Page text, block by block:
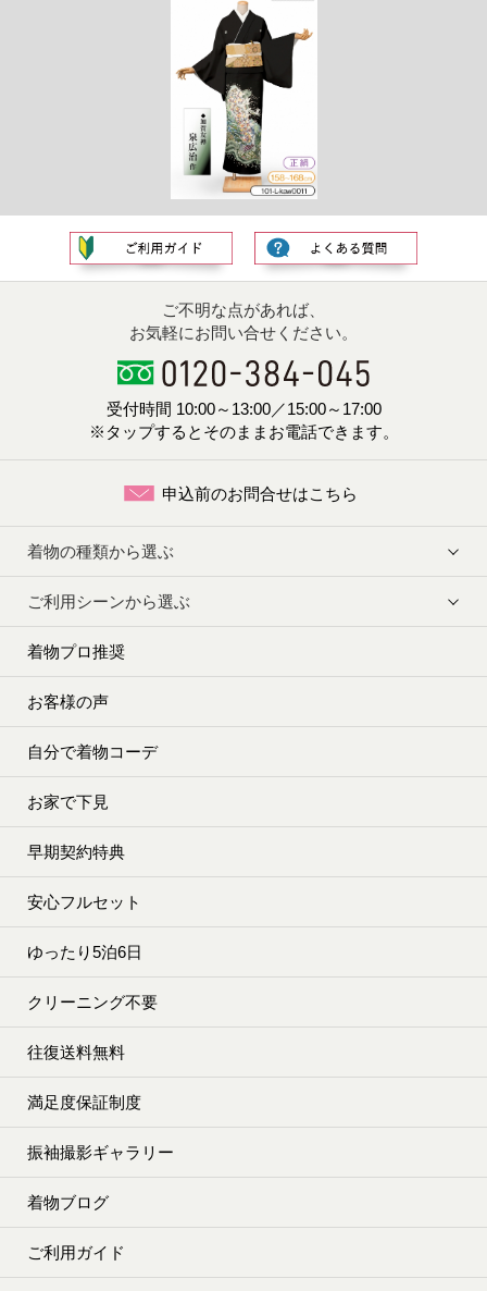
ご不明な点があれば、
お気軽にお問い合せください。
受付時間 10:00～13:00／15:00～17:00
※タップするとそのままお電話できます。
申込前のお問合せはこちら
着物の種類から選ぶ
ご利用シーンから選ぶ
着物プロ推奨
お客様の声
自分で着物コーデ
お家で下見
早期契約特典
安心フルセット
ゆったり5泊6日
クリーニング不要
往復送料無料
満足度保証制度
振袖撮影ギャラリー
着物ブログ
ご利用ガイド